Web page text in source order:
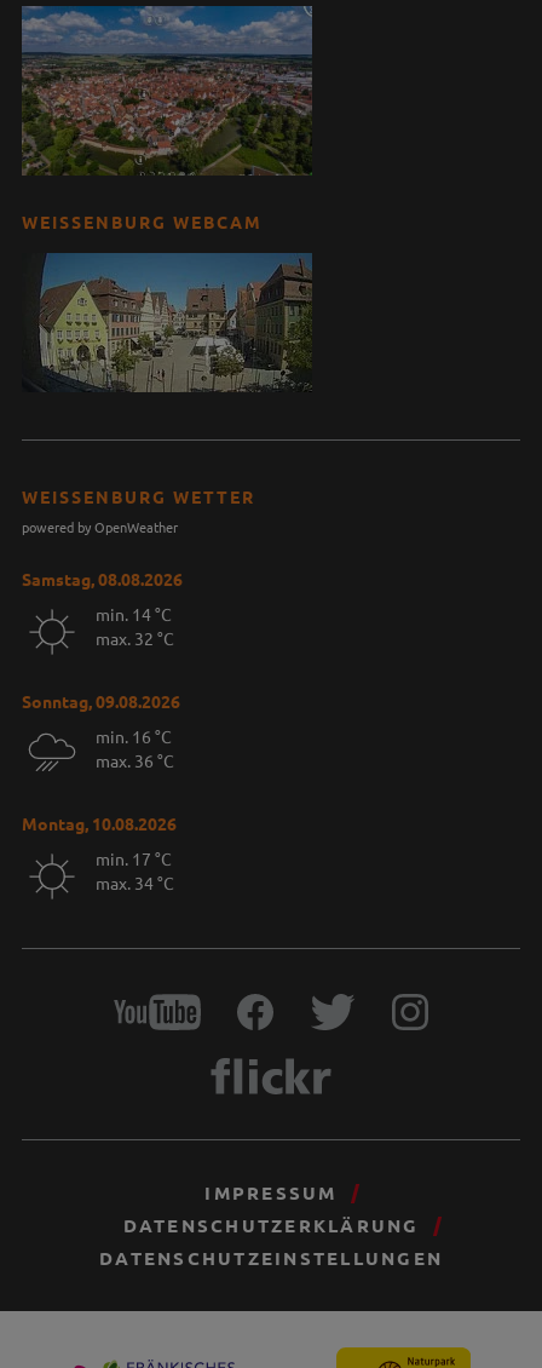
WEISSENBURG WEBCAM
WEISSENBURG WETTER
powered by OpenWeather
Samstag, 08.08.2026
min. 14 °C
max. 32 °C
Sonntag, 09.08.2026
min. 16 °C
max. 36 °C
Montag, 10.08.2026
min. 17 °C
max. 34 °C
IMPRESSUM
DATENSCHUTZERKLÄRUNG
DATENSCHUTZEINSTELLUNGEN